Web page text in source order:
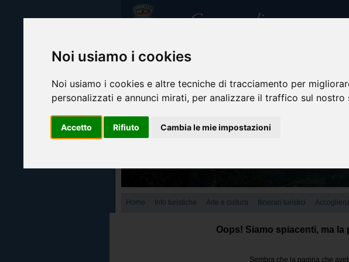
Noi usiamo i cookies
Noi usiamo i cookies e altre tecniche di tracciamento per
personalizzati e annunci mirati, per analizzare il traffico sul
Accetto Rifiuto Cambia le mie impostazioni
Home Info turistiche Arte e cultura Itinerari turistici
Oops! Siamo spiacenti, ma
Sembra che la pagina che